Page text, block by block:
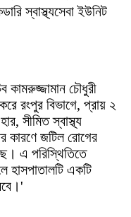
স্বাস্থ্যসেবা ইউনিট
কামরুজ্জামান চৌধুরী
রংপুর বিভাগে, প্রায় ২
সীমিত স্বাস্থ্য
কারণে জটিল রোগের
এ পরিস্থিতিতে
হাসপাতালটি একটি